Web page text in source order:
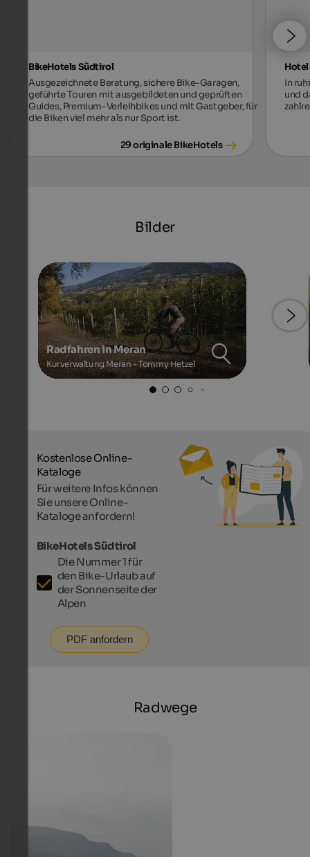
BikeHotels Südtirol
Ausgezeichnete Beratung, sichere Bike-Garagen,
geführte Touren mit ausgebildeten und geprüften
Guides, Premium-Verleihbikes und mit Gastgeber, für
die Biken viel mehr als nur Sport ist.
29 originale BikeHotels
In
und
Bilder
Radfahren in Meran
Kurverwaltung Meran - Tommy Hetzel
Kostenlose Online-
Kataloge
Für weitere Infos können
Sie unsere Online-
Kataloge anfordern!
BikeHotels Südtirol
Die Nummer 1 für
den Bike-Urlaub auf
der Sonnenseite der
Alpen
PDF anfordern
Radwege